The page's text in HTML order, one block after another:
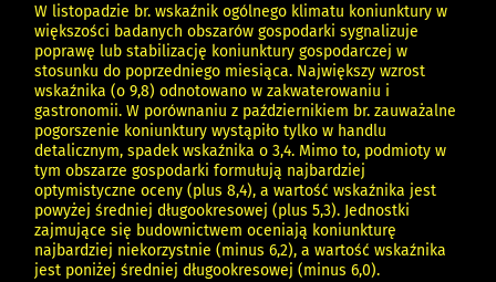
W listopadzie br. wskaźnik ogólnego klimatu koniunktury w
większości badanych obszarów gospodarki sygnalizuje
poprawę lub stabilizację koniunktury gospodarczej w
stosunku do poprzedniego miesiąca. Największy wzrost
wskaźnika (o 9,8) odnotowano w zakwaterowaniu i
gastronomii. W porównaniu z październikiem br. zauważalne
pogorszenie koniunktury wystąpiło tylko w handlu
detalicznym, spadek wskaźnika o 3,4. Mimo to, podmioty w
tym obszarze gospodarki formułują najbardziej
optymistyczne oceny (plus 8,4), a wartość wskaźnika jest
powyżej średniej długookresowej (plus 5,3). Jednostki
zajmujące się budownictwem oceniają koniunkturę
najbardziej niekorzystnie (minus 6,2), a wartość wskaźnika
jest poniżej średniej długookresowej (minus 6,0).